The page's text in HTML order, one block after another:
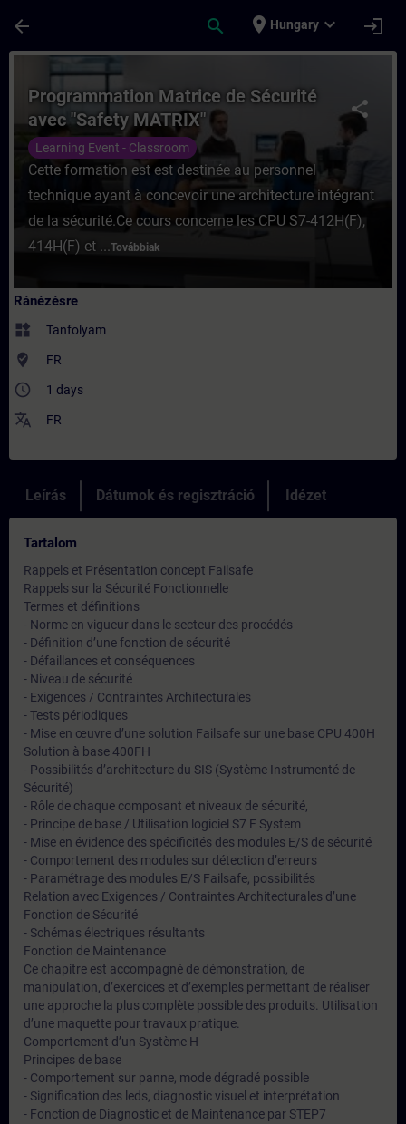
arrow_back search place Hungary expand_more login
Tanfolyam - Programmation Matrice de
share
Programmation Matrice de Sécurité
avec "Safety MATRIX"
Learning Event - Classroom
Cette formation est est destinée au personnel
technique ayant à concevoir une architecture intégrant
de la sécurité.Ce cours concerne les CPU S7-412H(F),
414H(F) et ...Továbbiak
Ránézésre
widgets Tanfolyam
where_to_vote FR
access_time 1 days
translate FR
Leírás Dátumok és regisztráció Idézet
Tartalom
Rappels et Présentation concept Failsafe
Rappels sur la Sécurité Fonctionnelle
Termes et définitions
- Norme en vigueur dans le secteur des procédés
- Définition d’une fonction de sécurité
- Défaillances et conséquences
- Niveau de sécurité
- Exigences / Contraintes Architecturales
- Tests périodiques
- Mise en œuvre d’une solution Failsafe sur une base CPU 400H
Solution à base 400FH
- Possibilités d’architecture du SIS (Système Instrumenté de
Sécurité)
- Rôle de chaque composant et niveaux de sécurité,
- Principe de base / Utilisation logiciel S7 F System
- Mise en évidence des spécificités des modules E/S de sécurité
- Comportement des modules sur détection d’erreurs
- Paramétrage des modules E/S Failsafe, possibilités
Relation avec Exigences / Contraintes Architecturales d’une
Fonction de Sécurité
- Schémas électriques résultants
Fonction de Maintenance
Ce chapitre est accompagné de démonstration, de
manipulation, d’exercices et d’exemples permettant de réaliser
une approche la plus complète possible des produits. Utilisation
d’une maquette pour travaux pratique.
Comportement d’un Système H
Principes de base
- Comportement sur panne, mode dégradé possible
- Signification des leds, diagnostic visuel et interprétation
- Fonction de Diagnostic et de Maintenance par STEP7